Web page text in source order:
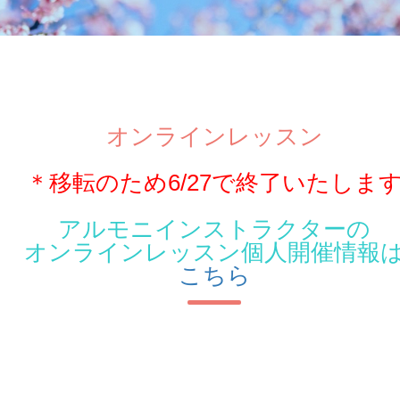
オンラインレッスン
＊移転のため6/27で終了いたしま
アルモニインストラクターの
オンラインレッスン個人開催情報
こちら